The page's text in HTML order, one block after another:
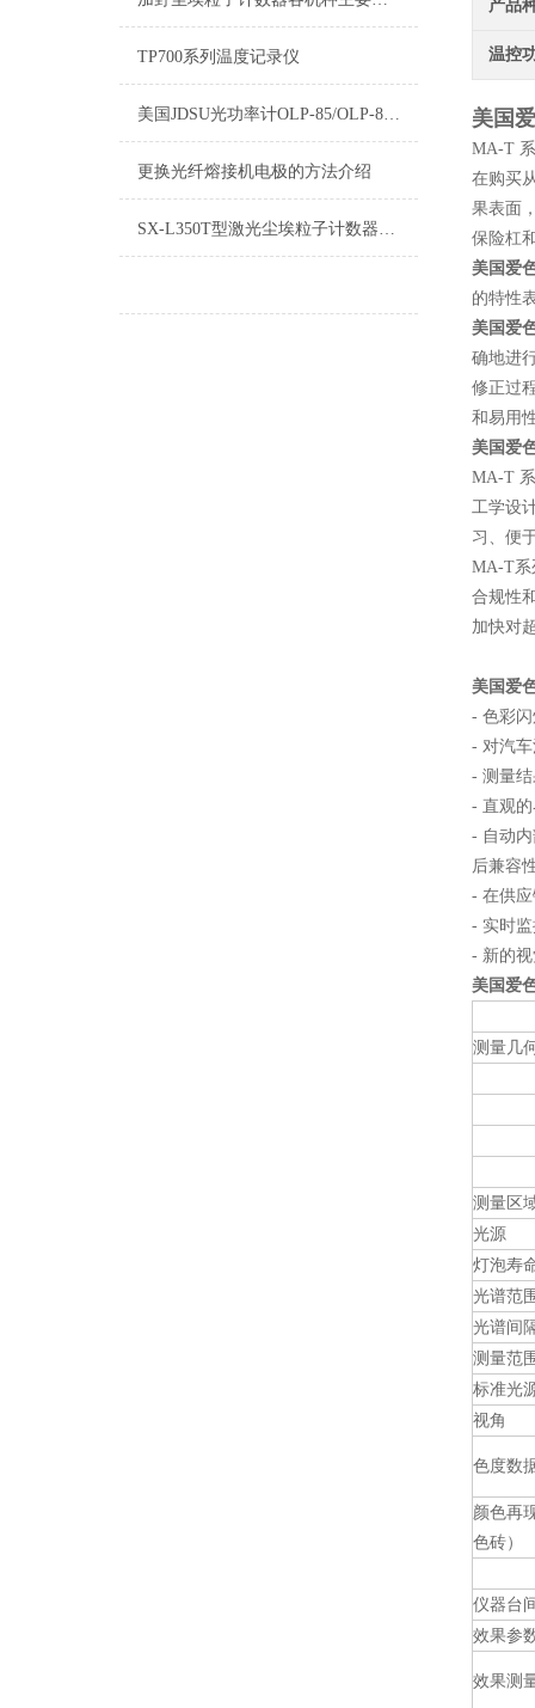
TP700系列温度记录仪
美国JDSU光功率计OLP-85/OLP-85P
更换光纤熔接机电极的方法介绍
SX-L350T型激光尘埃粒子计数器（50L/min）
产品
温控
美国
MA-T
在购买
果表面
保险杠
美国爱
的特性
美国爱
确地进
修正过
和易用
美国爱
MA-T
工学设
习、便
MA-T系
合规性
加快对
美国爱
- 色彩
- 对汽
- 测量
- 直观
- 自动
后兼容
- 在供
- 实时
- 新的
美国爱
测量几
测量区
光源
灯泡寿
光谱范
光谱间
测量范
标准光
视角
色度数
颜色再
色砖）
仪器台
效果参
效果测